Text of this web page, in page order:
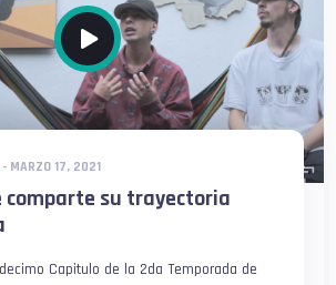
- MARZO 17, 2021
comparte su trayectoria
Capitulo de la 2da Temporada de